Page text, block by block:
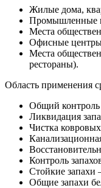
Жилые дома,
Промышленные
Места
Офисные
Места
рестораны).
Область применения
Общий контроль
Ликвидация
Чистка
Контроль
Стойкие запахи
Общие запахи